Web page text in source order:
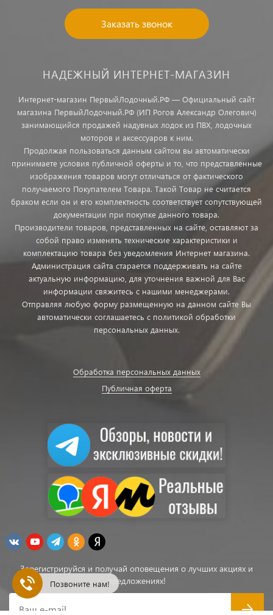
Заказать звонок
НАДЕЖНЫЙ ИНТЕРНЕТ-МАГАЗИН
Интернет-магазин ПервыйЛодочный.РФ — Официальный сайт
магазина ПервыйЛодочный.РФ (ИП Рогов Александр Олегович)
занимающийся продажей надувных лодок из ПВХ, лодочных
моторов и аксессуаров к ним.
Продолжая пользоваться данным сайтом вы автоматически
принимаете условия публичной оферты и то, что представленные
изображения товаров могут отличаться от фактического
получаемого Покупателем Товара. Такой Товар не считается
браком если он и его комплектность соответствует сопутствующей
документации при покупке данного товара.
Производители товаров, представленных на сайте, оставляют за
собой право изменять технические характеристики и
комплектацию товара без уведомления Интернет магазина.
Администрация сайта старается поддерживать на сайте
актуальную информацию, для уточнения важной для Вас
информации свяжитесь с нашими менеджерами.
Отправляя любую форму размещенную на данном сайте Вы
автоматически соглашаетесь с политикой обработки
персональных данных.
Обработка персональных данных
Публичная оферта
Зарегистрируйся и получай оповещения о лучших акциях и
предложениях!
Ваш e-mail
Позвоните нам!